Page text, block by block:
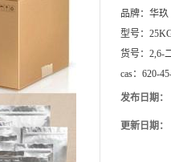
品牌： 华玖
型号：
货号： 2,6-
cas： 620-
发布日期：
更新日期：